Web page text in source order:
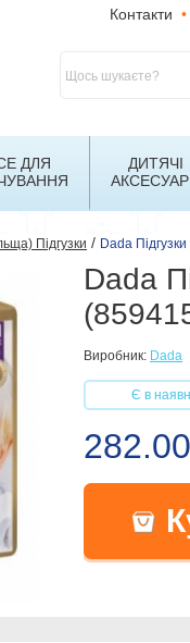
Контакти •
ДЛЯ
ДИТЯЧІ
Підгузки / Dada
Dada
Виробник: Dada
Є в
282.00